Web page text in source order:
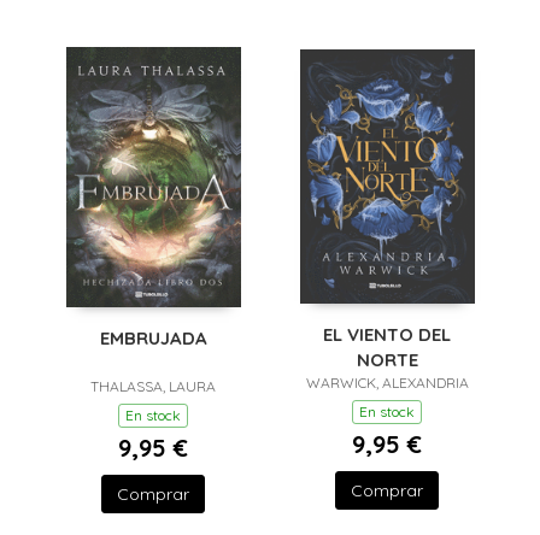
EMBRUJADA
THALASSA, LAURA
En stock
9,95 €
Comprar
EL VIENTO DEL
NORTE
WARWICK, ALEXANDRIA
En stock
9,95 €
Comprar